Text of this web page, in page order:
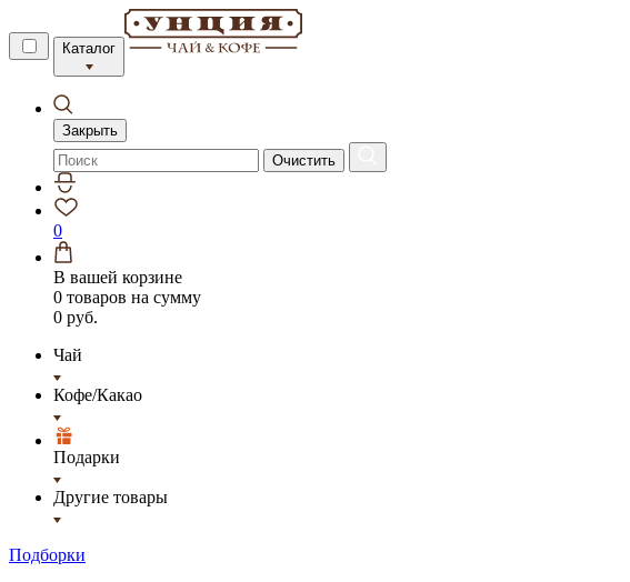
Каталог
Закрыть
Очистить
0
В вашей корзине
0 товаров на сумму
0 руб.
Чай
Кофе/Какао
Подарки
Другие товары
Подборки